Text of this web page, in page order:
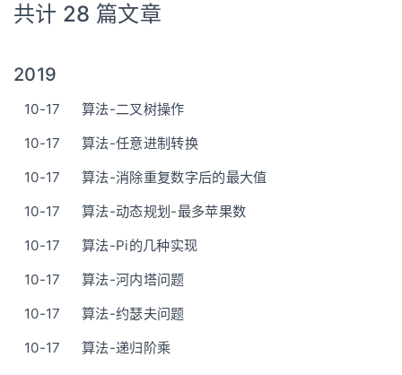
共计 28 篇文章
2019
10-17
算法-二叉树操作
10-17
算法-任意进制转换
10-17
算法-消除重复数字后的最大值
10-17
算法-动态规划-最多苹果数
10-17
算法-Pi的几种实现
10-17
算法-河内塔问题
10-17
算法-约瑟夫问题
10-17
算法-递归阶乘